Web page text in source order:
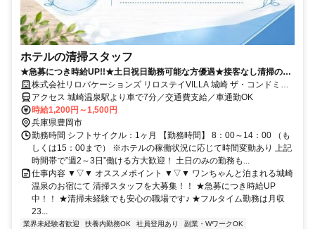
ホテルの清掃スタッフ
★急募につき時給UP!!★土日祝日勤務可能な方優遇★接客なし清掃のお
仕事★お友達同士OK★扶養内OK★未経験大歓迎!!★
株式会社リロバケーションズ リロステイVILLA 城崎 ザ・コンドミニ
アム
アクセス 城崎温泉駅より車で7分／交通費支給／車通勤OK
時給1,200円～1,500円
兵庫県豊岡市
勤務時間 シフトサイクル：1ヶ月 【勤務時間】 8：00～14：00 （も
しくは15：00まで） ※ホテルの稼働状況に応じて時間変動あり 上記
時間帯で”週2～3日”働ける方大歓迎！ 土日のみの勤務も...
仕事内容 ▼▽▼ オススメポイント ▼▽▼ ワンちゃんと泊まれる城崎
温泉のお宿にて 清掃スタッフを大募集！！ ★急募につき時給UP
中！！ ★清掃未経験でも安心の職場です♪ ★フルタイム勤務は月収
23...
業界未経験者歓迎 扶養内勤務OK 社員登用あり
副業・WワークOK